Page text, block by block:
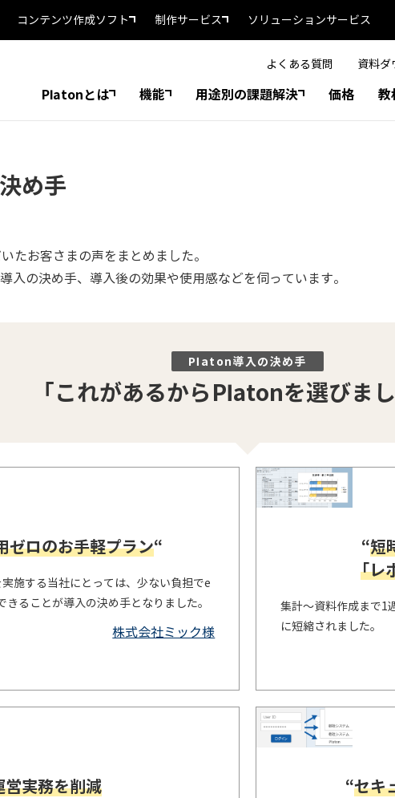
コンテンツ作成ソフト 制作サービス ソリューションサービス
よくある質問 資料ダ
Platonとは 機能 用途別の課題解決 価格 教
め手
たお客さまの声をまとめました。
入の決め手、導入後の効果や使用感などを伺っています。
Platon導入の決め手
「これがあるからPlatonを選びまし
ゼロのお手軽プラン“
施する当社にとっては、少ない負担でe
きることが導入の決め手となりました。
株式会社ミック様
“短
「レ
集計～資料作成まで1
に短縮されました。
営実務を削減
“セキ